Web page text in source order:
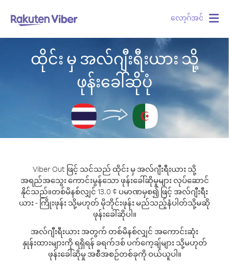
လော့ဂ်အင်
ထိုင်း မှ အလ်ဂျီးရီးယား သို့
ဖုန်းခေါ်ဆိုပုံ
Viber Out ဖြင့် သင်သည် ထိုင်း မှ အလ်ဂျီးရီးယား သို့
အရည်အသွေး ကောင်းမွန်သော ဖုန်းခေါ်ဆိုမှုများ လုပ်ဆောင်
နိုင်သည်။တစ်မိနစ်လျှင် 13.0 ¢ ပမာဏမှစ၍ ဖြင့် အလ်ဂျီးရီး
ယား - ကြိုးဖုန်း သို့မဟုတ် မိုဘိုင်းဖုန်း မည်သည့်နံပါတ်သို့မဆို
ဖုန်းခေါ်ဆိုပါ။
အလ်ဂျီးရီးယား အတွက် တစ်မိနစ်လျှင် အကောင်းဆုံး
နှုန်းထားများကို ရရှိရန် ခရက်ဒစ် ပက်ကေ့ချ်များ သို့မဟုတ်
ဖုန်းခေါ်ဆိုမှု အစီအစဉ်တစ်ခုကို ဝယ်ယူပါ။